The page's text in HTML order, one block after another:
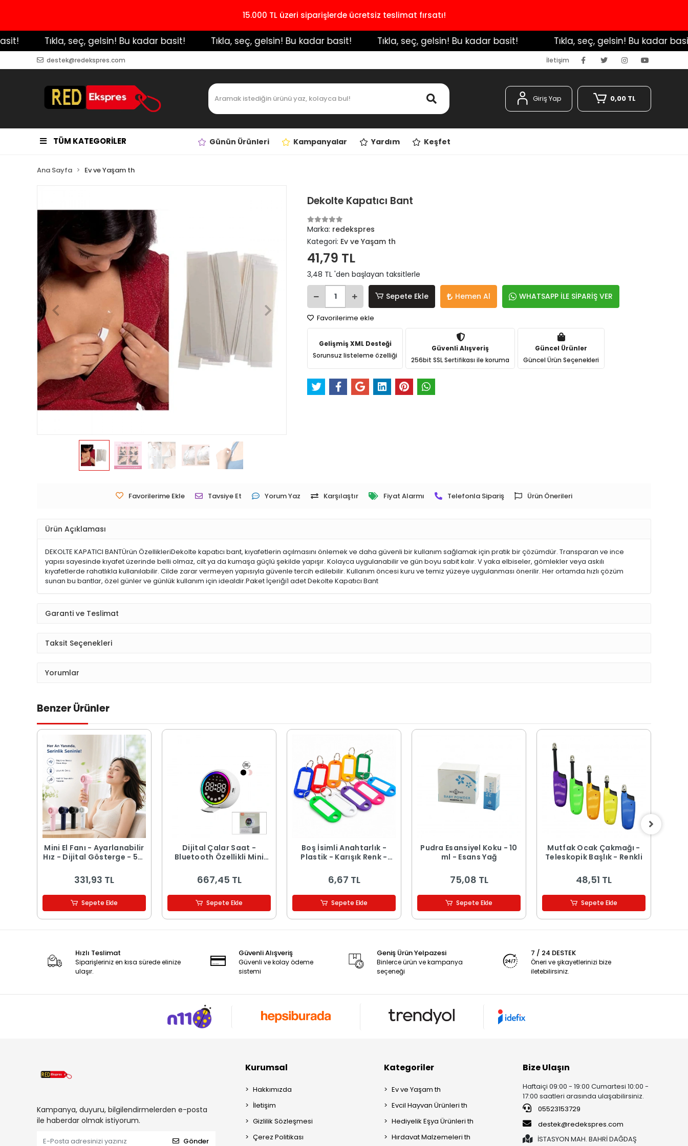
15.000 TL üzeri siparişlerde ücretsiz teslimat fırsatı!
️ Tıkla, seç, gelsin! Bu kadar basit! ️ Tıkla, seç, gelsin! Bu kadar basit! ️ Tıkla, seç, gelsin! Bu kadar basit! ️ Tıkla, seç, gelsin! Bu kadar basit!
destek@redekspres.com İletişim
Giriş Yap 0,00 TL
TÜM KATEGORİLER Günün Ürünleri Kampanyalar Yardım Keşfet
Ana Sayfa Ev ve Yaşam th
Dekolte Kapatıcı Bant
Marka: redekspres
Kategori: Ev ve Yaşam th
41,79 TL
3,48 TL 'den başlayan taksitlerle
Sepete Ekle Hemen Al WHATSAPP İLE SİPARİŞ VER
Favorilerime ekle
Gelişmiş XML Desteği
Sorunsuz listeleme özelliği
Güvenli Alışveriş
256bit SSL Sertifikası ile koruma
Güncel Ürünler
Güncel Ürün Seçenekleri
Favorilerime Ekle Tavsiye Et Yorum Yaz Karşılaştır Fiyat Alarmı Telefonla Sipariş Ürün Önerileri
Ürün Açıklaması
DEKOLTE KAPATICI BANTÜrün ÖzellikleriDekolte kapatıcı bant, kıyafetlerin açılmasını önlemek ve daha güvenli bir kullanım sağlamak için pratik bir çözümdür. Transparan ve ince
yapısı sayesinde kıyafet üzerinde belli olmaz, cilt ya da kumaşa güçlü şekilde yapışır. Kolayca uygulanabilir ve gün boyu sabit kalır. V yaka elbiseler, gömlekler veya askılı
kıyafetlerde rahatlıkla kullanılabilir. Cilde zarar vermeyen yapısıyla güvenle tercih edilebilir. Kullanım öncesi kuru ve temiz yüzeye uygulanması önerilir. Her ortamda hızlı çözüm
sunan bu bantlar, özel günler ve günlük kullanım için idealdir.Paket İçeriği1 adet Dekolte Kapatıcı Bant
Garanti ve Teslimat
Taksit Seçenekleri
Yorumlar
Benzer Ürünler
Mini El Fanı - Ayarlanabilir
Hız - Dijital Gösterge - 5W
331,93 TL
Sepete Ekle
Dijital Çalar Saat -
Bluetooth Özellikli Mini
Işıklı
667,45 TL
Sepete Ekle
Boş İsimli Anahtarlık -
Plastik - Karışık Renk -
6,67 TL
Sepete Ekle
Pudra Esansiyel Koku - 10
ml - Esans Yağ
75,08 TL
Sepete Ekle
Mutfak Ocak Çakmağı -
Teleskopik Başlık - Renkli
48,51 TL
Sepete Ekle
Hızlı Teslimat
Siparişleriniz en kısa sürede elinize
ulaşır.
Güvenli Alışveriş
Güvenli ve kolay ödeme
sistemi
Geniş Ürün Yelpazesi
Binlerce ürün ve kampanya
seçeneği
7 / 24 DESTEK
Öneri ve şikayetlerinizi bize
iletebilirsiniz.
Kampanya, duyuru, bilgilendirmelerden e-posta
ile haberdar olmak istiyorum.
Gönder
Kurumsal
Hakkımızda
İletişim
Gizlilik Sözleşmesi
Çerez Politikası
Kategoriler
Ev ve Yaşam th
Evcil Hayvan Ürünleri th
Hediyelik Eşya Ürünleri th
Hırdavat Malzemeleri th
Bize Ulaşın
Haftaiçi 09:00 - 19:00 Cumartesi 10:00 -
17:00 saatleri arasında ulaşabilirsiniz.
05523153729
destek@redekspres.com
İSTASYON MAH. BAHRİ DAĞDAŞ